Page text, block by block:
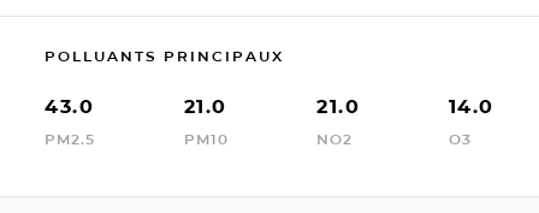
POLLUANTS PRINCIPAUX
43.0
PM2.5
21.0
PM10
21.0
NO2
14.0
O3